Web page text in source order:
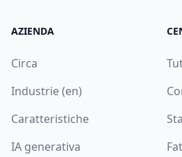
AZIENDA
Circa
Industrie (en)
Caratteristiche
IA generativa